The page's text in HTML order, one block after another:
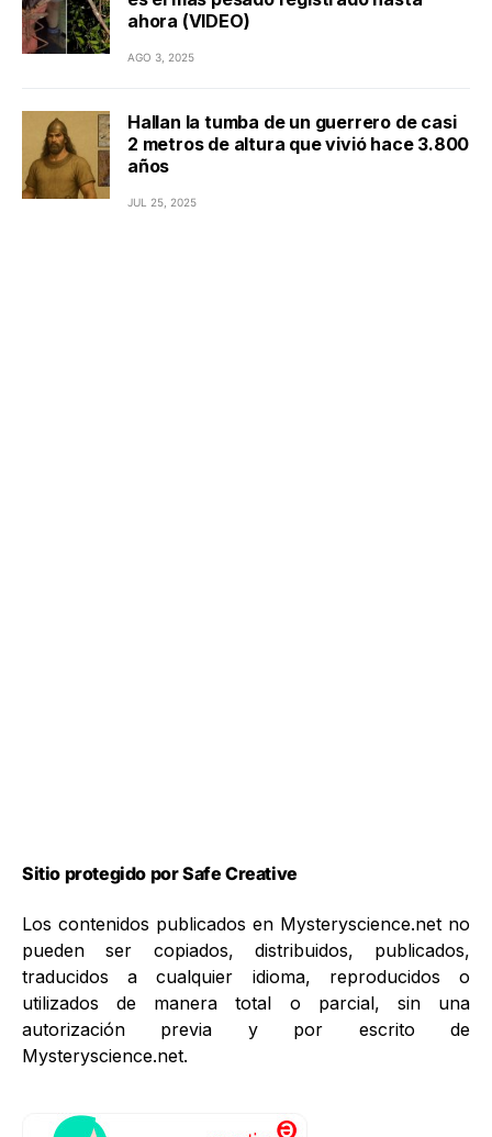
ahora (VIDEO)
AGO 3, 2025
Hallan la tumba de un guerrero de casi
2 metros de altura que vivió hace 3.800
años
JUL 25, 2025
Sitio protegido por Safe Creative
Los contenidos publicados en Mysteryscience.net no
pueden ser copiados, distribuidos, publicados,
traducidos a cualquier idioma, reproducidos o
utilizados de manera total o parcial, sin una
autorización previa y por escrito de
Mysteryscience.net.